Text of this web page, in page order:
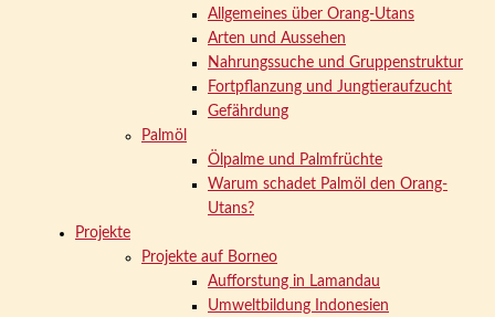
Allgemeines über Orang-Utans
Arten und Aussehen
Nahrungssuche und Gruppenstruktur
Fortpflanzung und Jungtieraufzucht
Gefährdung
Palmöl
Ölpalme und Palmfrüchte
Warum schadet Palmöl den Orang-
Utans?
Projekte
Projekte auf Borneo
Aufforstung in Lamandau
Umweltbildung Indonesien